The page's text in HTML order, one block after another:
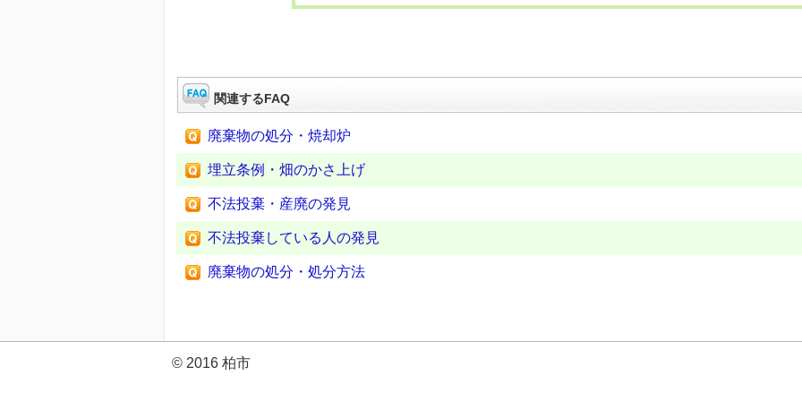
関連するFAQ
廃棄物の処分・焼却炉
埋立条例・畑のかさ上げ
不法投棄・産廃の発見
不法投棄している人の発見
廃棄物の処分・処分方法
© 2016 柏市